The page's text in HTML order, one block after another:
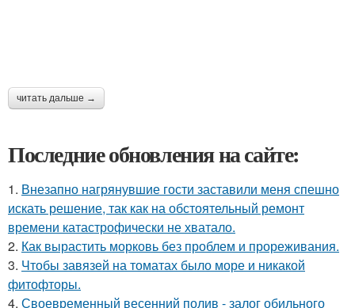
читать дальше →
Последние обновления на сайте:
1. Внезапно нагрянувшие гости заставили меня спешно
искать решение, так как на обстоятельный ремонт
времени катастрофически не хватало.
2. Как вырастить морковь без проблем и прореживания.
3. Чтобы завязей на томатах было море и никакой
фитофторы.
4. Своевременный весенний полив - залог обильного